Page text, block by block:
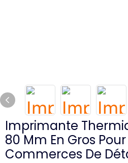
Imprimante
80 Mm En Gros
Commerces De